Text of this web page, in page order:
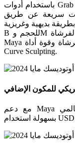
باستخدام أدوات Grab وSmooth وSmear Curve Sculpting في محرر
سريعة عن طريق
B للحجم وM للضغط هما مفاتيح التشغيل السريع العادية لفرشاة
Maya التي يمكنك استخدامها لضبط نصف قطر الفرشاة وقوة أداة
Curve Sculpting.
مع دعم Maya لوصف المشهد العالمي (USD)، يمكن للفنانين